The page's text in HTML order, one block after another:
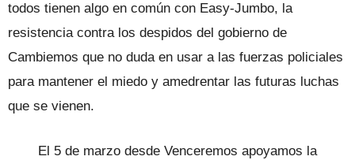
todos tienen algo en común con Easy-Jumbo, la
resistencia contra los despidos del gobierno de
Cambiemos que no duda en usar a las fuerzas policiales
para mantener el miedo y amedrentar las futuras luchas
que se vienen.
El 5 de marzo desde Venceremos apoyamos la